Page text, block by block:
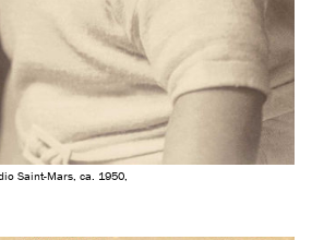
Saint-Mars, ca. 1950,